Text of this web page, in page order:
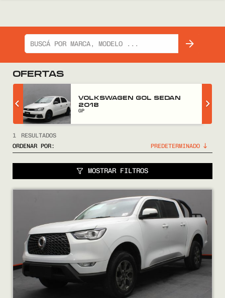
VENDÉ
FINANCIÁ
NOSOTROS
CONTACTO
OFERTAS
VOLKSWAGEN GOL SEDAN
2018
GP
1
RESULTADOS
ORDENAR POR:
MOSTRAR FILTROS